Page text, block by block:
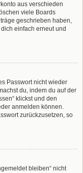
aus verschieden
viele Boards
geschrieben haben,
einfach erneut und
Passwort nicht wieder
du, indem du auf der
klickst und den
anmelden können.
zurückzusetzen, so
bleiben“ nicht